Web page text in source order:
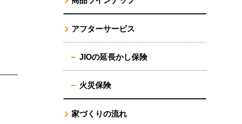
アフターサービス
JIOの延長かし保険
火災保険
家づくりの流れ